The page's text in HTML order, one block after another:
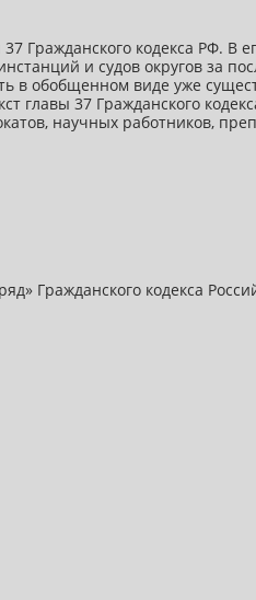
Гражданского кодекса РФ.
и судов округов за
в обобщенном виде уже
главы 37 Гражданского
научных работников,
Гражданского кодекса